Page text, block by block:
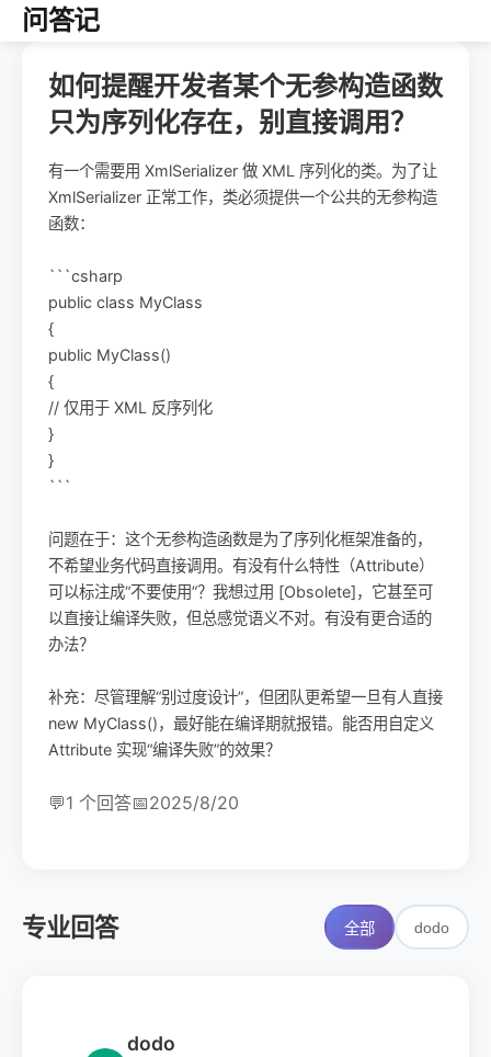
问答记
如何提醒开发者某个无参构造函数
只为序列化存在，别直接调用？
有一个需要用 XmlSerializer 做 XML 序列化的类。为了让
XmlSerializer 正常工作，类必须提供一个公共的无参构造
函数：
```csharp
public class MyClass
{
public MyClass()
{
// 仅用于 XML 反序列化
}
}
```
问题在于：这个无参构造函数是为了序列化框架准备的，
不希望业务代码直接调用。有没有什么特性（Attribute）
可以标注成“不要使用”？我想过用 [Obsolete]，它甚至可
以直接让编译失败，但总感觉语义不对。有没有更合适的
办法？
补充：尽管理解“别过度设计”，但团队更希望一旦有人直接
new MyClass()，最好能在编译期就报错。能否用自定义
Attribute 实现“编译失败”的效果？
💬1 个回答📅2025/8/20
专业回答 全部 dodo
dodo